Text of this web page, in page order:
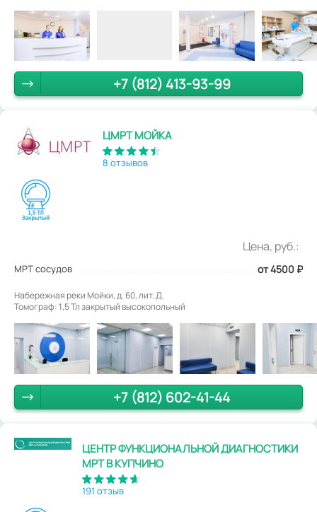
+7 (812) 413-93-99
ЦМРТ МОЙКА
8 отзывов
Цена, руб.:
МРТ сосудов от 4500 ₽
Набережная реки Мойки, д. 60, лит. Д.
Томограф: 1,5 Тл закрытый высокопольный
+7 (812) 602-41-44
ЦЕНТР ФУНКЦИОНАЛЬНОЙ ДИАГНОСТИКИ
МРТ В КУПЧИНО
191 отзыв